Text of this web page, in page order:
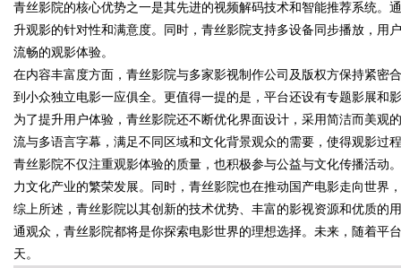
uz
!
青丝影院的核心优势之一是其先进的视频解码技术和智能推荐系统。
升观影的针对性和满意度。同时，青丝影院支持多设备同步播放，用
流畅的观影体验。
在内容丰富度方面，青丝影院与多家影视制作公司及版权方保持紧密
到小众独立电影一应俱全。更值得一提的是，平台还设有专题影展和
为了提升用户体验，青丝影院还不断优化界面设计，采用简洁而美观
流与多语言字幕，满足不同区域和文化背景观众的需要，使得观影过
青丝影院不仅注重观影体验的质量，也积极参与公益与文化传播活动
力文化产业的繁荣发展。同时，青丝影院也在推动国产电影走向世界
综上所述，青丝影院以其创新的技术优势、丰富的影视资源和优质的
通观众，青丝影院都将是你探索电影世界的理想选择。未来，随着平
天。